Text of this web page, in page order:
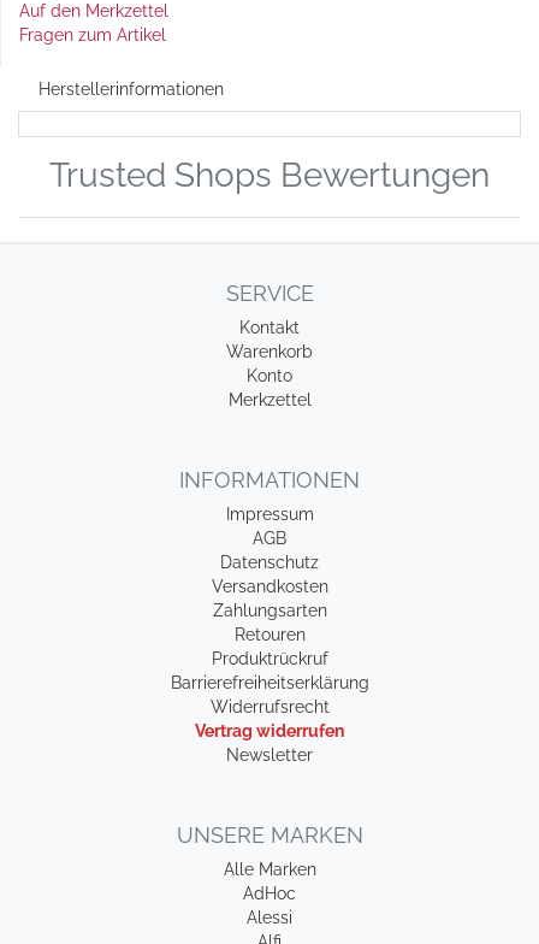
Auf den Merkzettel
Fragen zum Artikel
Herstellerinformationen
Trusted Shops Bewertungen
SERVICE
Kontakt
Warenkorb
Konto
Merkzettel
INFORMATIONEN
Impressum
AGB
Datenschutz
Versandkosten
Zahlungsarten
Retouren
Produktrückruf
Barrierefreiheitserklärung
Widerrufsrecht
Vertrag widerrufen
Newsletter
UNSERE MARKEN
Alle Marken
AdHoc
Alessi